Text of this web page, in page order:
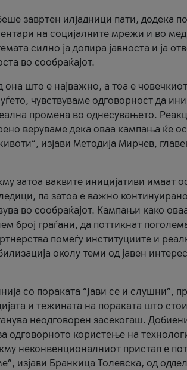
завртен илјадници пати, додека
на социјалните мрежи и во
силно ја допира јавноста и ја
во сообраќајот.
она што е најважно, а тоа е
чувствуваме одговорност да
промена во однесувањето.
веруваме дека оваа кампања ќе
изјави Методија Мирчев,
затоа ваквите иницијативи имаат
па затоа е важно
во сообраќајот. Кампањи како
број граѓани, да поттикнат
помеѓу институциите и
околу теми од јавен
со пораката “Јави се и слушни”,
и тежината на пораката што
неодговорен засекогаш.
одговорното користење на
неконвенционалниот пристап е
изјави Бранкица Толевска, од